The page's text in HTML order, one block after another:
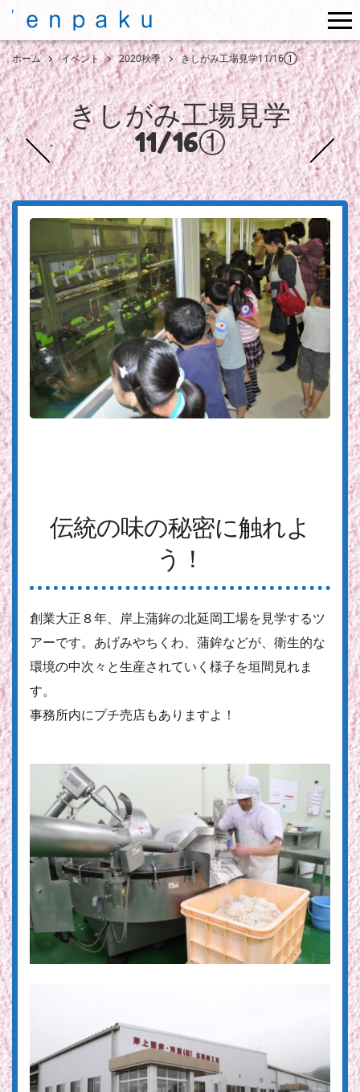
ホーム イベント 2020秋季 きしがみ工場見学11/16①
きしがみ工場見学
11/16①
伝統の味の秘密に触れよ
う！
創業大正８年、岸上蒲鉾の北延岡工場を見学するツ
アーです。あげみやちくわ、蒲鉾などが、衛生的な
環境の中次々と生産されていく様子を垣間見れま
す。
事務所内にプチ売店もありますよ！